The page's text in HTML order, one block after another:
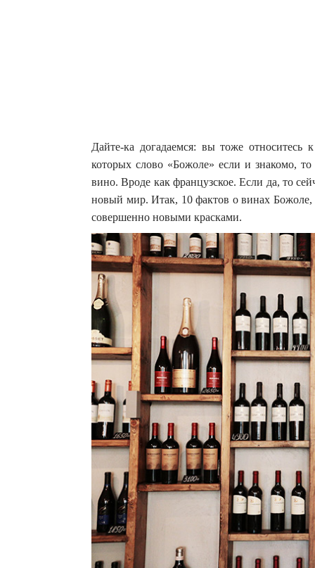
Дайте-ка догадаемся: вы тоже относитесь
которых слово «Божоле» если и знакомо,
вино. Вроде как французское. Если да, то
новый мир. Итак, 10 фактов о винах
совершенно новыми красками.